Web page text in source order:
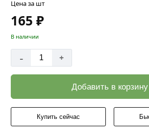
Цена за шт
165 ₽
В наличии
- +
Добавить в корзину
Купить сейчас